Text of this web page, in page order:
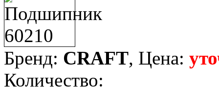
Бренд: CRAFT, Цена:
Количество: